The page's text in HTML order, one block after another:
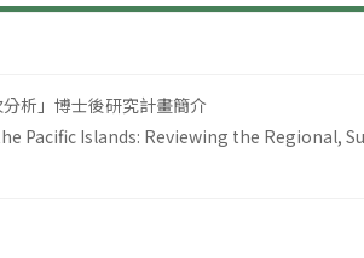
析」博士後研究計畫簡介
Pacific Islands: Reviewing the Regional,